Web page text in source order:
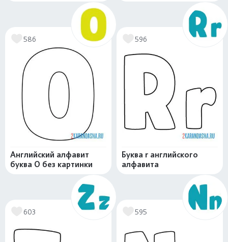
586
Английский алфавит
буква O без картинки
596
Буква r английского
алфавита
603 595